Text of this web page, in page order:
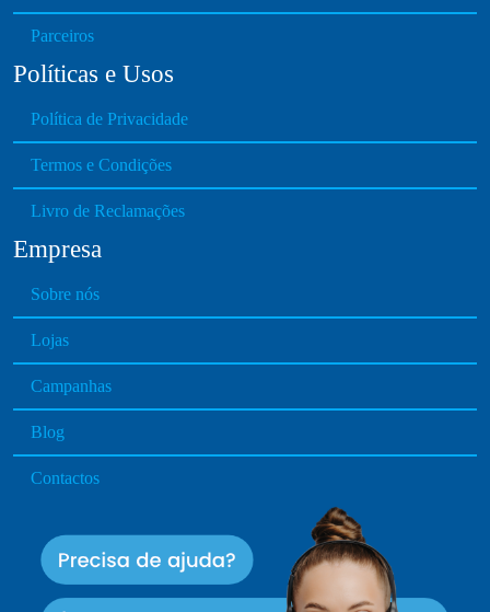
Parceiros
Políticas e Usos
Política de Privacidade
Termos e Condições
Livro de Reclamações
Empresa
Sobre nós
Lojas
Campanhas
Blog
Contactos